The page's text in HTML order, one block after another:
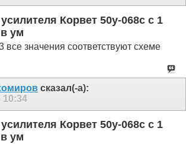
Корвет 50у-068с с 1
ум
значения соответствуют схеме
сказал(-а):
10:34
Корвет 50у-068с с 1
ум